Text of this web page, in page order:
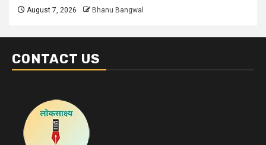
August 7, 2026 Bhanu Bangwal
CONTACT US